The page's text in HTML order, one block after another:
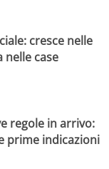
cresce nelle
nelle case
regole in arrivo:
prime indicazioni